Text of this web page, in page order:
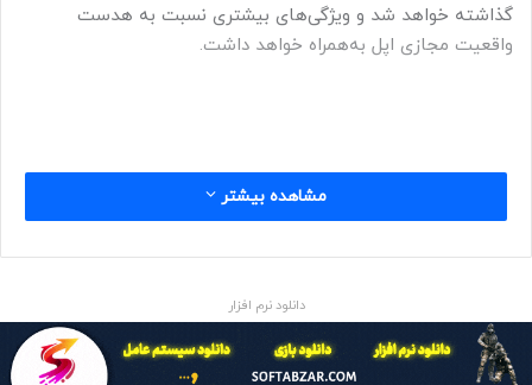
گذاشته خواهد شد و ویژگی‌های بیشتری نسبت به هدست
واقعیت مجازی اپل به‌همراه خواهد داشت.
مشاهده بیشتر
دانلود نرم افزار